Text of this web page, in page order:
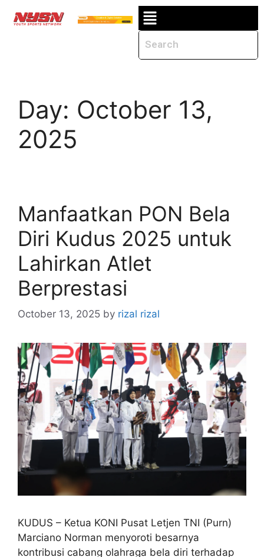
Day: October 13,
2025
Manfaatkan PON Bela
Diri Kudus 2025 untuk
Lahirkan Atlet
Berprestasi
October 13, 2025 by rizal rizal
KUDUS – Ketua KONI Pusat Letjen TNI (Purn)
Marciano Norman menyoroti besarnya
kontribusi cabang olahraga bela diri terhadap